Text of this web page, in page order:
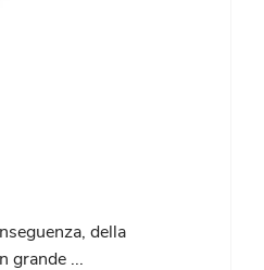
della
grande ...